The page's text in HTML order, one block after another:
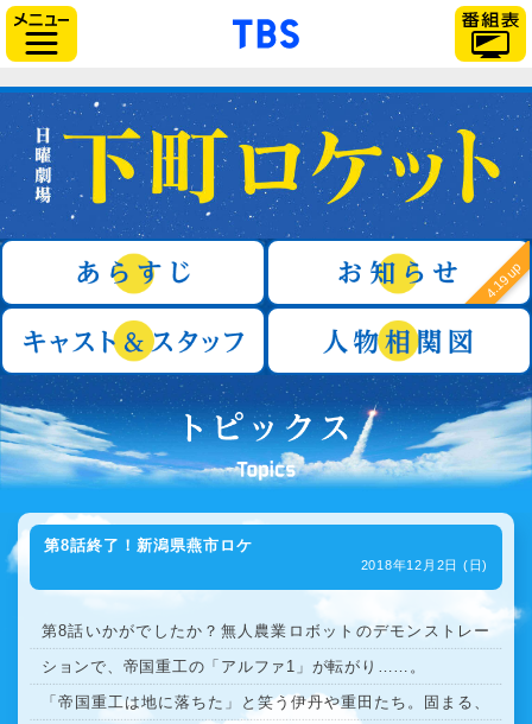
「TBSテレビ」トップ
日曜劇場『下町ロケット』
4.19 up
キャスト＆スタッフ
第8話終了！新潟県燕市ロケ
2018年12月2日 (日)
第8話いかがでしたか？無人農業ロボットのデモンストレー
ションで、帝国重工の「アルファ1」が転がり……。
「帝国重工は地に落ちた」と笑う伊丹や重田たち。固まる、